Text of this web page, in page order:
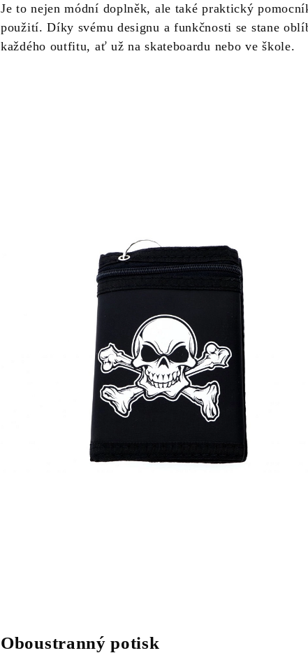
Je to nejen módní doplněk, ale také praktický
použití. Díky svému designu a funkčnosti se stane
každého outfitu, ať už na skateboardu nebo ve škole.
Oboustranný potisk